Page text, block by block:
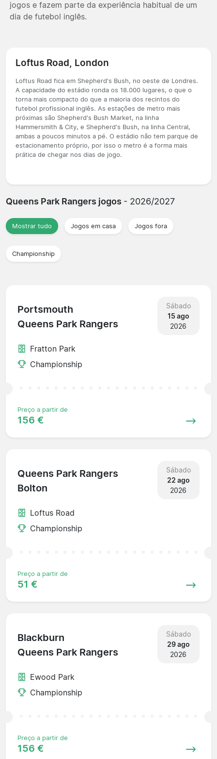
jogos e fazem parte da experiência habitual de um
dia de futebol inglês.
Loftus Road, London
Loftus Road fica em Shepherd's Bush, no oeste de Londres.
A capacidade do estádio ronda os 18.000 lugares, o que o
torna mais compacto do que a maioria dos recintos do
futebol profissional inglês. As estações de metro mais
próximas são Shepherd's Bush Market, na linha
Hammersmith & City, e Shepherd's Bush, na linha Central,
ambas a poucos minutos a pé. O estádio não tem parque de
estacionamento próprio, por isso o metro é a forma mais
prática de chegar nos dias de jogo.
Queens Park Rangers jogos - 2026/2027
Mostrar tudo Jogos em casa Jogos fora
Championship
Portsmouth
Queens Park Rangers
Sábado
15 ago
2026
Fratton Park
Championship
Preço a partir de
156 €
Queens Park Rangers
Bolton
Sábado
22 ago
2026
Loftus Road
Championship
Preço a partir de
51 €
Blackburn
Queens Park Rangers
Sábado
29 ago
2026
Ewood Park
Championship
Preço a partir de
156 €